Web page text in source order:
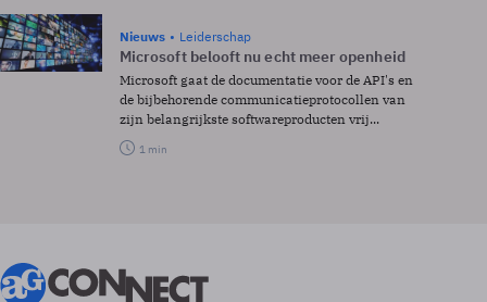
Nieuws Leiderschap
Microsoft belooft nu echt meer openheid
Microsoft gaat de documentatie voor de API's en
de bijbehorende communicatieprotocollen van
zijn belangrijkste softwareproducten vrij...
1 min